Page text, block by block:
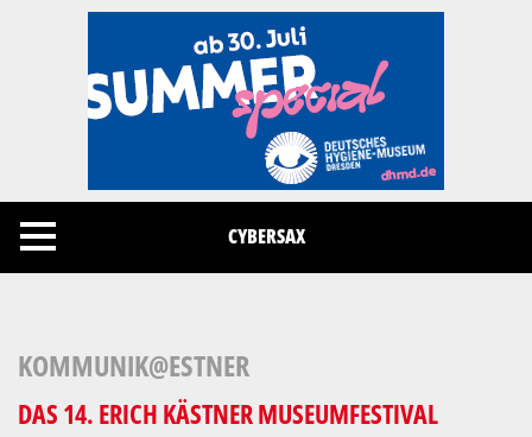
CYBERSAX
KOMMUNIK@ESTNER
DAS 14. ERICH KÄSTNER MUSEUMFESTIVAL
Cookies management panel